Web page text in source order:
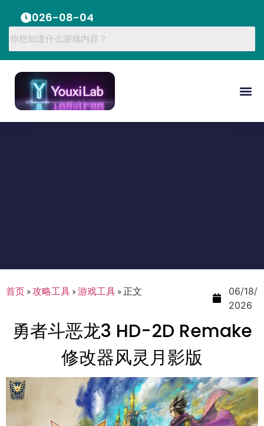
2026-08-04
首页 »攻略工具 »游戏工具 » 正文
06/18/
2026
勇者斗恶龙3 HD-2D Remake
修改器风灵月影版